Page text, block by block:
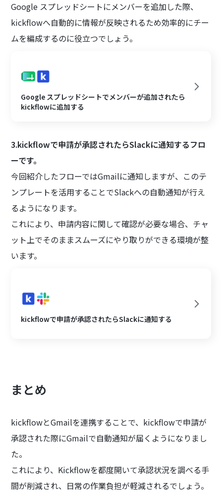
Google スプレッドシートにメンバーを追加した際、
kickflowへ自動的に情報が反映されるため効率的にチー
ムを編成するのに役立つでしょう。
Google スプレッドシートでメンバーが追加されたら
kickflowに追加する
3.kickflowで申請が承認されたらSlackに通知するフロ
ーです。
今回紹介したフローではGmailに通知しますが、このテ
ンプレートを活用することでSlackへの自動通知が行え
るようになります。
これにより、申請内容に関して確認が必要な場合、チャ
ット上でそのままスムーズにやり取りができる環境が整
います。
kickflowで申請が承認されたらSlackに通知する
まとめ
kickflowとGmailを連携することで、kickflowで申請が
承認された際にGmailで自動通知が届くようになりまし
た。
これにより、Kickflowを都度開いて承認状況を調べる手
間が削減され、日常の作業負担が軽減されるでしょう。